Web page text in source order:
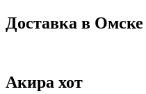
Доставка в Омске
Акира хот